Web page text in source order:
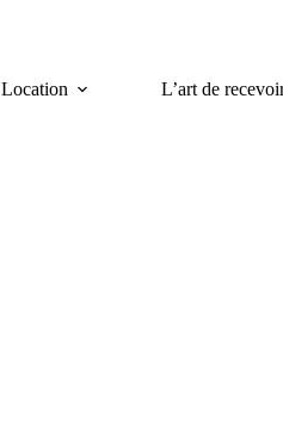
Location L’art de